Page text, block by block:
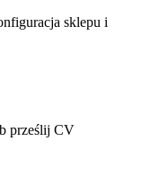
sklepu i
prześlij CV